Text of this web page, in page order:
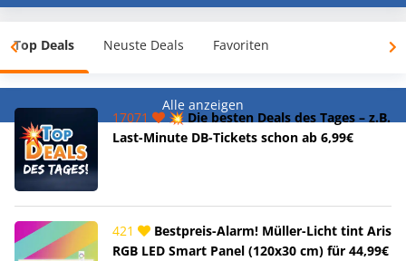
Top Deals Neuste Deals Favoriten
Alle anzeigen
17071
💥 Die besten Deals des Tages – z.B.
Last-Minute DB-Tickets schon ab 6,99€
421
Bestpreis-Alarm! Müller-Licht tint Aris
RGB LED Smart Panel (120x30 cm) für 44,99€